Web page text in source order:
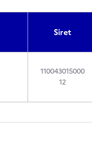
Siret
110043015000
12